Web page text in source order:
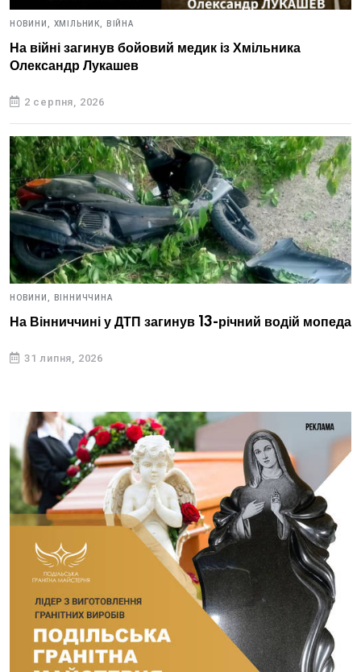
НОВИНИ, ХМІЛЬНИК, ВІЙНА
На війні загинув бойовий медик із Хмільника
Олександр Лукашев
2 серпня, 2026
НОВИНИ, ВІННИЧЧИНА
На Вінниччині у ДТП загинув 13-річний водій мопеда
31 липня, 2026